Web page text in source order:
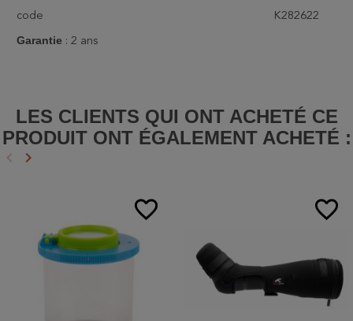
code K282622
Garantie : 2 ans
LES CLIENTS QUI ONT ACHETÉ CE
PRODUIT ONT ÉGALEMENT ACHETÉ :
Précédent
keyboard_arrow_left Suivant
keyboard_arrow_right
favorite_border favorite_border